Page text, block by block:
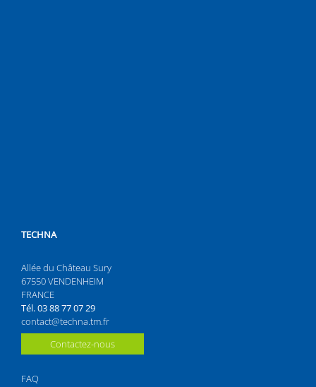
TECHNA
Allée du Château Sury
67550 VENDENHEIM
FRANCE
Tél. 03 88 77 07 29
contact@techna.tm.fr
Contactez-nous
FAQ